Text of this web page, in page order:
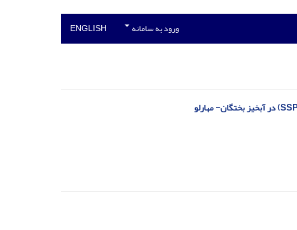
ورود به سامانه ENGLISH